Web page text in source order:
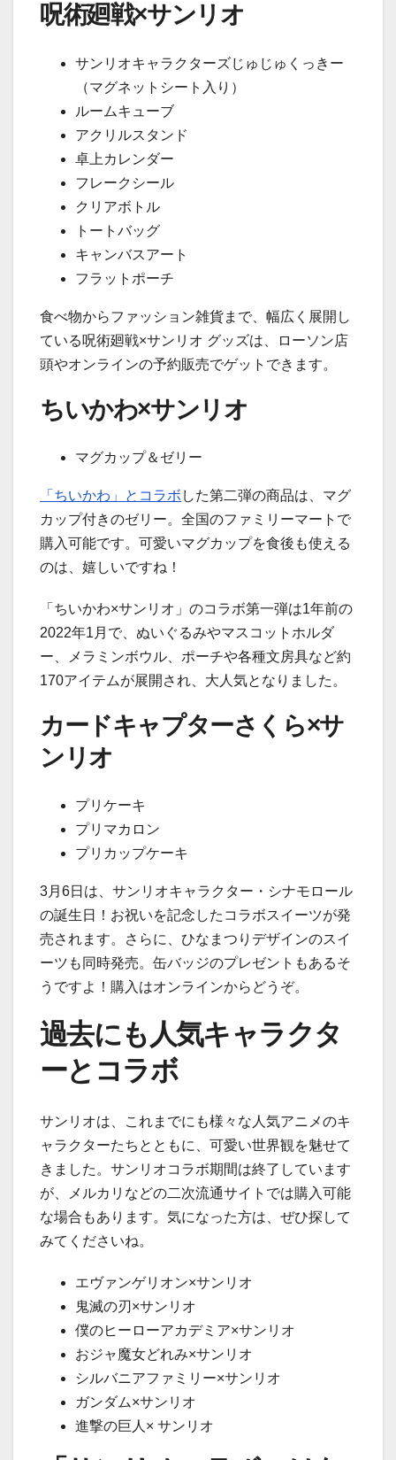
呪術廻戦×サンリオ
サンリオキャラクターズじゅじゅくっきー
（マグネットシート入り）
ルームキューブ
アクリルスタンド
卓上カレンダー
フレークシール
クリアボトル
トートバッグ
キャンバスアート
フラットポーチ
食べ物からファッション雑貨まで、幅広く展開し
ている呪術廻戦×サンリオ グッズは、ローソン店
頭やオンラインの予約販売でゲットできます。
ちいかわ×サンリオ
マグカップ＆ゼリー
「ちいかわ」とコラボ した第二弾の商品は、マグ
カップ付きのゼリー。全国のファミリーマートで
購入可能です。可愛いマグカップを食後も使える
のは、嬉しいですね！
「ちいかわ×サンリオ」のコラボ第一弾は1年前の
2022年1月で、ぬいぐるみやマスコットホルダ
ー、メラミンボウル、ポーチや各種文房具など約
170アイテムが展開され、大人気となりました。
カードキャプターさくら×サ
ンリオ
プリケーキ
プリマカロン
プリカップケーキ
3月6日は、サンリオキャラクター・シナモロール
の誕生日！お祝いを記念したコラボスイーツが発
売されます。さらに、ひなまつりデザインのスイ
ーツも同時発売。缶バッジのプレゼントもあるそ
うですよ！購入はオンラインからどうぞ。
過去にも人気キャラクタ
ーとコラボ
サンリオは、これまでにも様々な人気アニメのキ
ャラクターたちとともに、可愛い世界観を魅せて
きました。サンリオコラボ期間は終了しています
が、メルカリなどの二次流通サイトでは購入可能
な場合もあります。気になった方は、ぜひ探して
みてくださいね。
エヴァンゲリオン×サンリオ
鬼滅の刃×サンリオ
僕のヒーローアカデミア×サンリオ
おジャ魔女どれみ×サンリオ
シルバニアファミリー×サンリオ
ガンダム×サンリオ
進撃の巨人× サンリオ